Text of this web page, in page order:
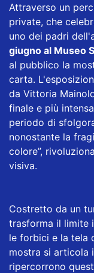
Attraverso un
private, che
uno dei padri
giugno al Museo
al pubblico la
carta.
da Vittoria
finale e più
periodo di
nonostante la
colore”,
visiva.
Costretto da un
trasforma il limite
le forbici e la tela
mostra si articola
ripercorrono